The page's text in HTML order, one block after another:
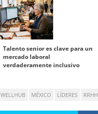
Talento senior es clave para un
mercado laboral
verdaderamente inclusivo
WELLHUB MÉXICO LÍDERES RRHH